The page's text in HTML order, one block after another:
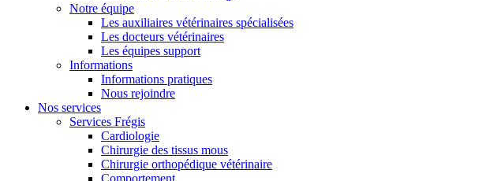
Notre équipe
Les auxiliaires vétérinaires spécialisées
Les docteurs vétérinaires
Les équipes support
Informations
Informations pratiques
Nous rejoindre
Nos services
Services Frégis
Cardiologie
Chirurgie des tissus mous
Chirurgie orthopédique vétérinaire
Comportement